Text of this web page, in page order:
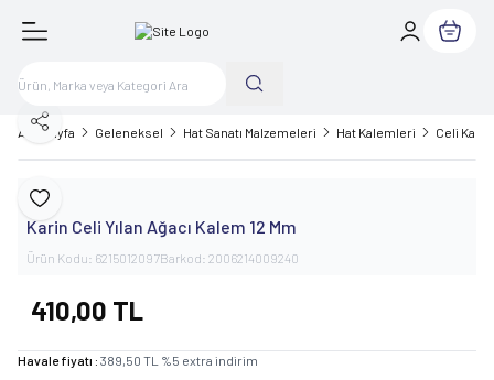
Sepetim
Ana Sayfa Geleneksel Hat Sanatı Malzemeleri Hat Kalemleri Celi
Favoriye Ekle
Paylaş
Karin
Karin Celi Yılan Ağacı Kalem 12 Mm
Ürün Kodu: 6215012097Barkod: 2006214009240
410,00 TL
Havale fiyatı : 389,50 TL %5 extra indirim